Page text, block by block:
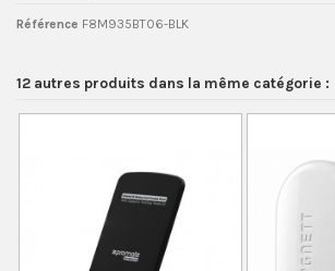
Référence F8M935BT06-BLK
12 autres produits dans la même catégorie :